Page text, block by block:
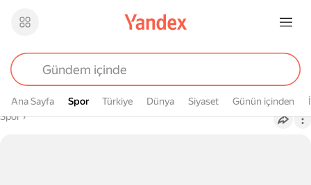
Ana Sayfa Spor
Spor Türkiye Dünya Siyaset Günün içinden
Buradasın
Spor›